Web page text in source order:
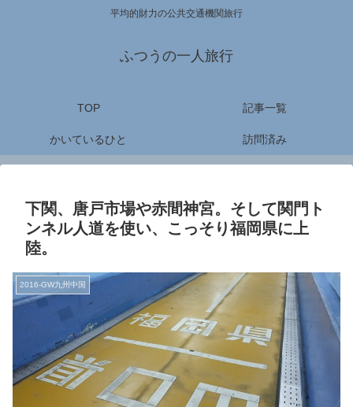
平均的財力の公共交通機関旅行
ふつうの一人旅行
TOP 記事一覧
かいているひと 訪問済み
下関、唐戸市場や赤間神宮。そして関門ト
ンネル人道を使い、こっそり福岡県に上
陸。
2016-GW九州中国